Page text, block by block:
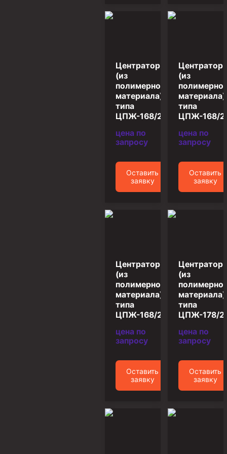
Фонтанная и запорная арматура
Противовыбросовое оборудование
Центратор
(из
полимерного
материала)
типа
ЦПЖ-168/216
цена по
запросу
Оставить
заявку
Центратор
(из
материала)
типа
ЦПЖ-168/
цена по
запросу
Оставить
заявку
Центратор
(из
полимерного
материала)
типа
ЦПЖ-168/270
цена по
запросу
Оставить
заявку
Центратор
(из
материала)
типа
ЦПЖ-178/
цена по
запросу
Оставить
заявку